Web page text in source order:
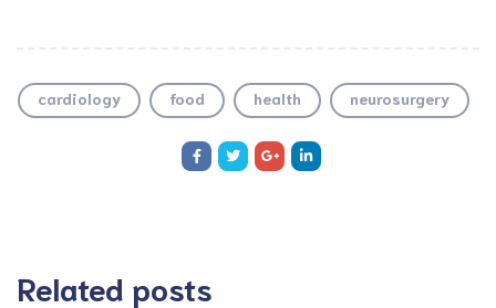
cardiology food health neurosurgery
Related posts